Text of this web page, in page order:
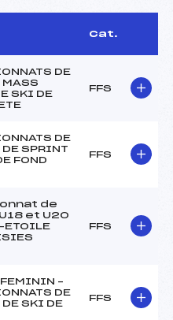
Cat.
DE
MASS
SKI DE
FFS
DE
DE SPRINT
FOND
FFS
de
et U20
FFS
–
DE
DE SKI DE
FFS